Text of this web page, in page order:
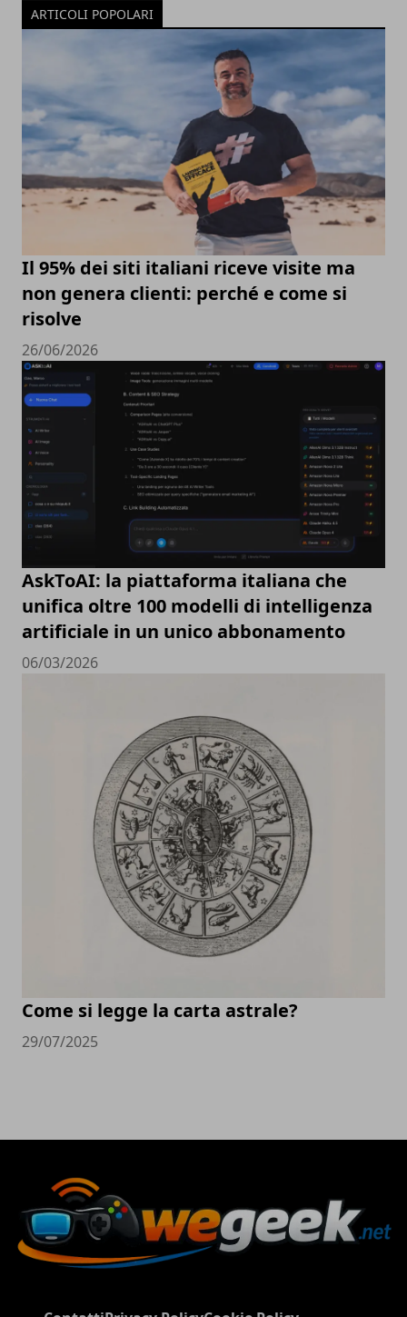
ARTICOLI POPOLARI
Il 95% dei siti italiani riceve visite ma
non genera clienti: perché e come si
risolve
26/06/2026
AskToAI: la piattaforma italiana che
unifica oltre 100 modelli di intelligenza
artificiale in un unico abbonamento
06/03/2026
Come si legge la carta astrale?
29/07/2025